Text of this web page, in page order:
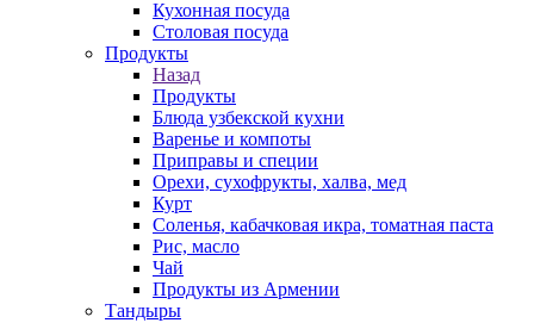
Кухонная посуда
Столовая посуда
Продукты
Назад
Продукты
Блюда узбекской кухни
Варенье и компоты
Приправы и специи
Орехи, сухофрукты, халва, мед
Курт
Соленья, кабачковая икра, томатная паста
Рис, масло
Чай
Продукты из Армении
Тандыры